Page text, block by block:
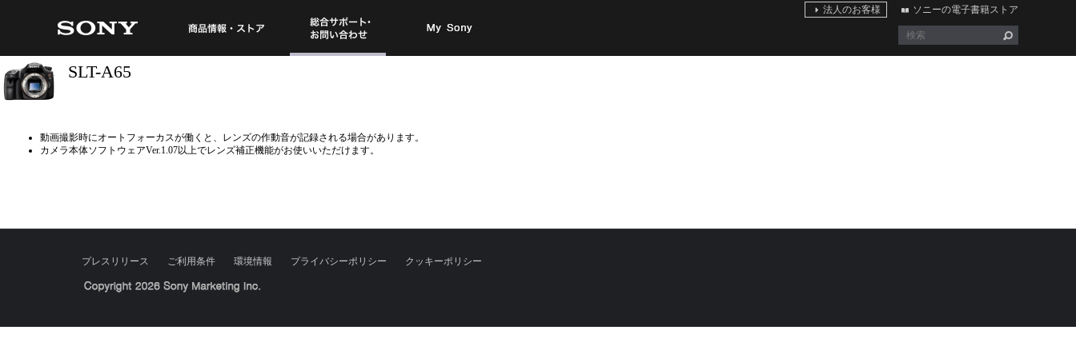
法人のお客様 ソニーの電子書籍ストア
SLT-A65
動画撮影時にオートフォーカスが働くと、レンズの作動音が記録される場合があります。
カメラ本体ソフトウェアVer.1.07以上でレンズ補正機能がお使いいただけます。
プレスリリース ご利用条件 環境情報 プライバシーポリシー クッキーポリシー
Sony Corporation, Sony Marketing Inc.